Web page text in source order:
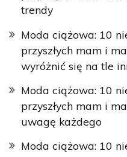
trendy
Moda ciążowa: 10
przyszłych mam i
wyróżnić się na tle
Moda ciążowa: 10
przyszłych mam i
uwagę każdego
Moda ciążowa: 10